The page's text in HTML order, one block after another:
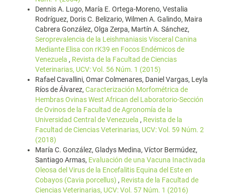
Dennis A. Lugo, María E. Ortega-Moreno, Vestalia
Rodríguez, Doris C. Belizario, Wilmen A. Galindo, Maira
Cabrera González, Olga Zerpa, Martín A. Sánchez,
Seroprevalencia de la Leishmaniasis Visceral Canina
Mediante Elisa con rK39 en Focos Endémicos de
Venezuela , Revista de la Facultad de Ciencias
Veterinarias, UCV: Vol. 56 Núm. 1 (2015)
Rafael Cavallini, Omar Colmenares, Daniel Vargas, Leyla
Ríos de Álvarez, Caracterización Morfométrica de
Hembras Ovinas West African del Laboratorio-Sección
de Ovinos de la Facultad de Agronomía de la
Universidad Central de Venezuela , Revista de la
Facultad de Ciencias Veterinarias, UCV: Vol. 59 Núm. 2
(2018)
María C. González, Gladys Medina, Víctor Bermúdez,
Santiago Armas, Evaluación de una Vacuna Inactivada
Oleosa del Virus de la Encefalitis Equina del Este en
Cobayos (Cavia porcellus) , Revista de la Facultad de
Ciencias Veterinarias, UCV: Vol. 57 Núm. 1 (2016)